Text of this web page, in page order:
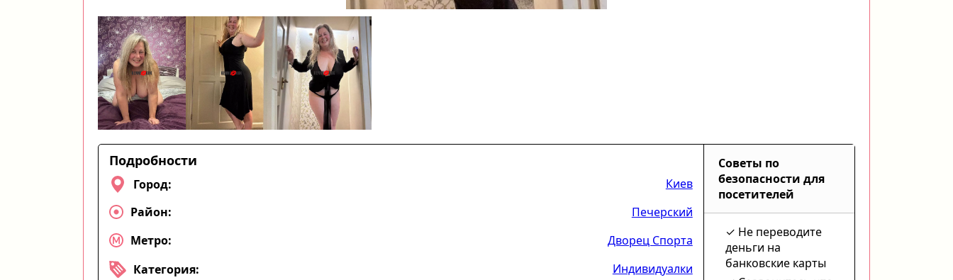
Подробности
Город:
Киев
Район:
Печерский
Метро:
Дворец Спорта
Категория:
Индивидуалки
Советы по
безопасности для
посетителей
Не переводите
деньги на
банковские карты